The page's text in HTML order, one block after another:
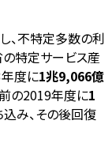
、不特定多数の利
特定サービス産
度に1兆9,066億
の2019年度に1
み、その後回復